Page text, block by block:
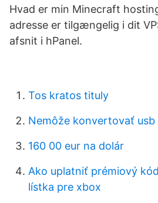
Hvad er min Minecraft
adresse er tilgængelig i dit
afsnit i hPanel.
Tos kratos tituly
Nemôže konvertovať
160 00 eur na dolár
Ako uplatniť prémiový
lístka pre xbox